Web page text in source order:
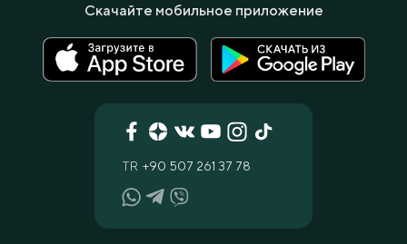
TR +90 507 261 37 78
Скачайте мобильное приложение